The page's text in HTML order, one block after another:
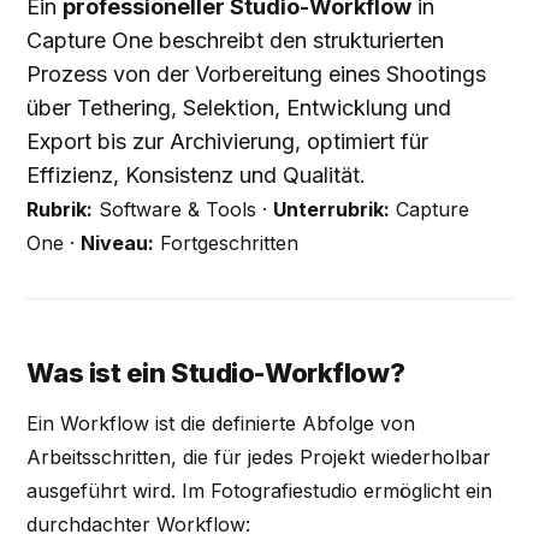
Ein professioneller Studio-Workflow in
Capture One beschreibt den strukturierten
Prozess von der Vorbereitung eines Shootings
über Tethering, Selektion, Entwicklung und
Export bis zur Archivierung, optimiert für
Effizienz, Konsistenz und Qualität.
Rubrik: Software & Tools · Unterrubrik: Capture
One · Niveau: Fortgeschritten
Was ist ein Studio-Workflow?
Ein Workflow ist die definierte Abfolge von
Arbeitsschritten, die für jedes Projekt wiederholbar
ausgeführt wird. Im Fotografiestudio ermöglicht ein
durchdachter Workflow: